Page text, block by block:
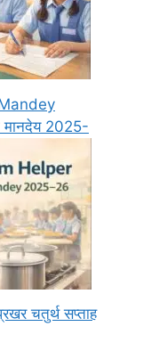
2025-
चतुर्थ सप्ताह